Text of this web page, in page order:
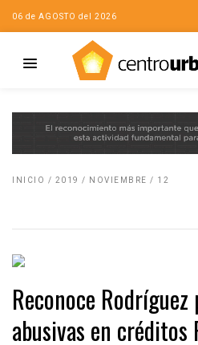
06 de AGOSTO del 2026
INICIO / 2019 / NOVIEMBRE / 12
Reconoce
abusivas en créditos